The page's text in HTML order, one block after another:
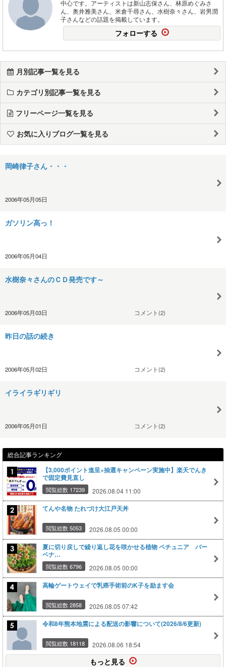
中心です。アーティストは新山志保さん、林原めぐみさ
ん、奥井雅美さん、米倉千尋さん、水樹奈々さん、岩男潤
子さんなどの話題を掲載しています。
フォローする
月別記事一覧を見る
カテゴリ別記事一覧を見る
フリーページ一覧を見る
お気に入りブログ一覧を見る
岡崎律子さん・・・
2006年05月05日
ガソリン高っ！
2006年05月04日
水樹奈々さんのＣＤ発売です～
2006年05月03日 コメント(2)
昨日の話の続き
2006年05月02日 コメント(2)
イライラギリギリ
2006年05月01日 コメント(2)
総合記事ランキング
【3,000ポイント進呈×抽選キャンペーン実施中】楽天でんき
で固定費見直し
閲覧総数 17239 2026.08.04 11:00
てんや名物 たれづけ大江戸天丼
閲覧総数 5053 2026.08.05 00:00
夏に切り戻しで繰り返し花を咲かせる植物 ペチュニア バー
ベナ…
閲覧総数 6796 2026.08.05 00:00
高輪ゲートウェイで乳癌手術前のK子を励ます会
閲覧総数 2858 2026.08.05 07:42
令和8年熊本地震による配送の影響について(2026/8/6更新)
閲覧総数 18118 2026.08.06 18:54
もっと見る